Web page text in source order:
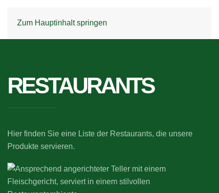
Zum Hauptinhalt springen
RESTAURANTS
Hier finden Sie eine Liste der Restaurants, die unsere
Produkte servieren.